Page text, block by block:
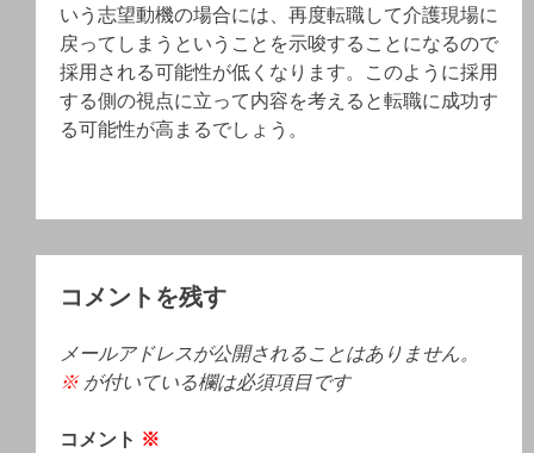
いう志望動機の場合には、再度転職して介護現場に
戻ってしまうということを示唆することになるので
採用される可能性が低くなります。このように採用
する側の視点に立って内容を考えると転職に成功す
る可能性が高まるでしょう。
コメントを残す
メールアドレスが公開されることはありません。
※ が付いている欄は必須項目です
コメント ※